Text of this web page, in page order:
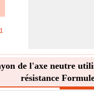
de l'axe neutre
résistance